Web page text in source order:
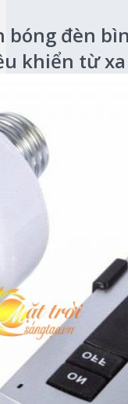
đèn
khiển từ xa